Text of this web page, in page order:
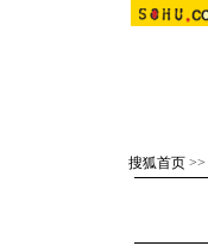
搜狐首页 >>